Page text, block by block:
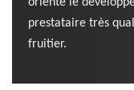
prestataire très
fruitier.